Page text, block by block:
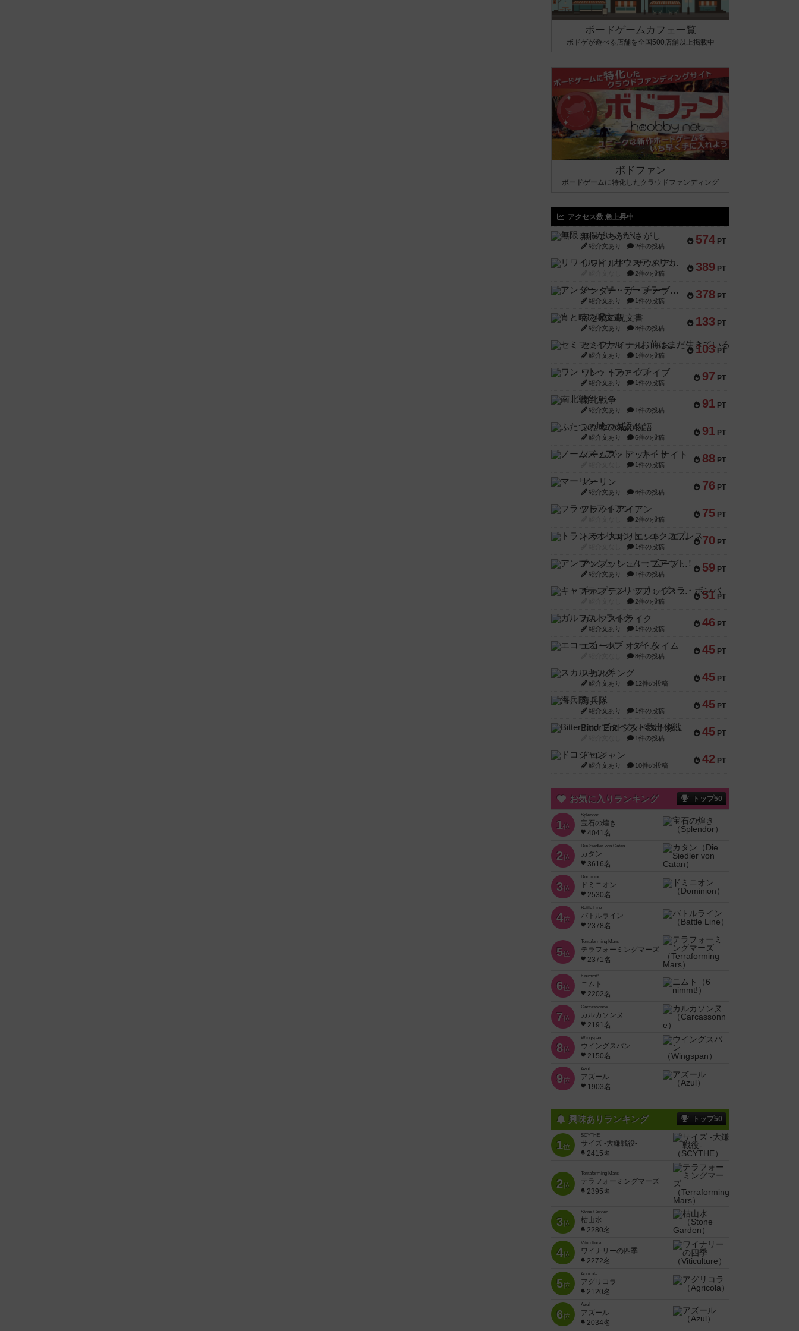
ボードゲームカフェ一覧
ボドゲが遊べる店舗を全国500店舗以上掲載中
ボドファン
ボードゲームに特化したクラウドファンディング
アクセス数 急上昇中
574 PT
無限まちがいさがし
紹介文あり 2件の投稿
389 PT
リワイルド：サウスアメリカ
2件の投稿
378 PT
アンダー・ザ・テーブラー
紹介文あり 1件の投稿
133 PT
宵と暁の呪文書
紹介文あり 8件の投稿
103 PT
セミファイナル ～お前はまだ生きている～
紹介文あり 1件の投稿
97 PT
ワン・トゥ・ファイブ
紹介文あり 1件の投稿
91 PT
南北戦争
紹介文あり 1件の投稿
91 PT
ふたつの城の物語
紹介文あり 6件の投稿
88 PT
ノームズ・アット・ナイト
1件の投稿
76 PT
マーリン
紹介文あり 6件の投稿
75 PT
フラットアイアン
2件の投稿
70 PT
トランスオリエント・エクスプレス
1件の投稿
59 PT
アンブッシュ！：ムーブアウト！
紹介文あり 1件の投稿
51 PT
キャプテン・フリップ：イスラ・ボンバ
2件の投稿
46 PT
ガルフストライク
紹介文あり 1件の投稿
45 PT
エコーズ・オブ・タイム
8件の投稿
45 PT
スカルキング
紹介文あり 12件の投稿
45 PT
海兵隊
紹介文あり 1件の投稿
45 PT
Bitter End ブタペスト救出作戦
1件の投稿
42 PT
ドコジャン
紹介文あり 10件の投稿
お気に入りランキング トップ50
1位
Splendor
宝石の煌き
4041名
2位
Die Siedler von Catan
カタン
3616名
3位
Dominion
ドミニオン
2530名
4位
Battle Line
バトルライン
2378名
5位
Terraforming Mars
テラフォーミングマーズ
2371名
6位
6 nimmt!
ニムト
2202名
7位
Carcassonne
カルカソンヌ
2191名
8位
Wingspan
ウイングスパン
2150名
9位
Azul
アズール
1903名
興味ありランキング トップ50
1位
SCYTHE
サイズ -大鎌戦役-
2415名
2位
Terraforming Mars
テラフォーミングマーズ
2395名
3位
Stone Garden
枯山水
2280名
4位
Viticulture
ワイナリーの四季
2272名
5位
Agricola
アグリコラ
2120名
6位
Azul
アズール
2034名